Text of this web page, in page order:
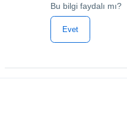
Bu bilgi faydalı mı?
Evet